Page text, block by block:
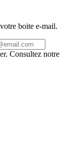
boite e-mail.
Consultez notre